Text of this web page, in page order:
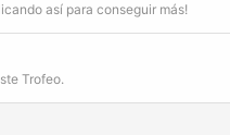
así para conseguir más!
Trofeo.